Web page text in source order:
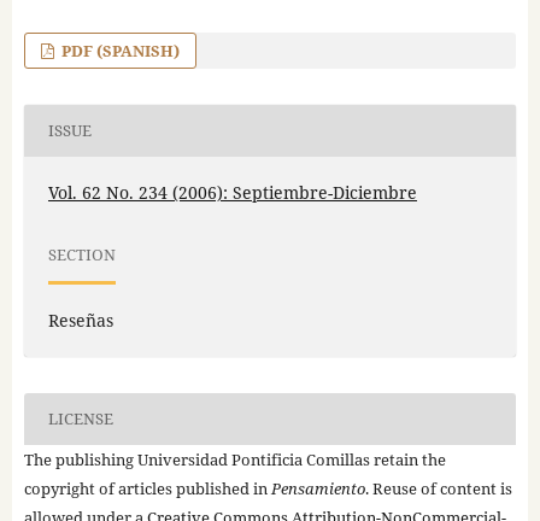
PDF (SPANISH)
ISSUE
Vol. 62 No. 234 (2006): Septiembre-Diciembre
SECTION
Reseñas
LICENSE
The publishing Universidad Pontificia Comillas retain the
copyright of articles published inPensamiento. Reuse of content is